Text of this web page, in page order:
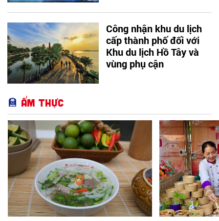
Công nhận khu du lịch
cấp thành phố đối với
Khu du lịch Hồ Tây và
vùng phụ cận
Ẩm thực